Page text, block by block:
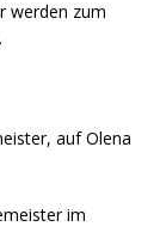
werden zum
auf Olena
im